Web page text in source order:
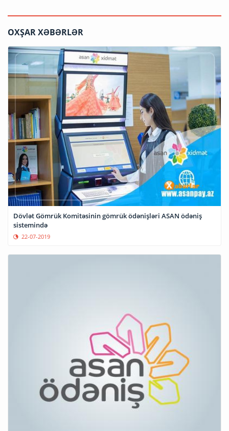
OXŞAR XƏBƏRLƏR
Dövlət Gömrük Komitəsinin gömrük ödənişləri ASAN ödəniş
sistemində
22-07-2019